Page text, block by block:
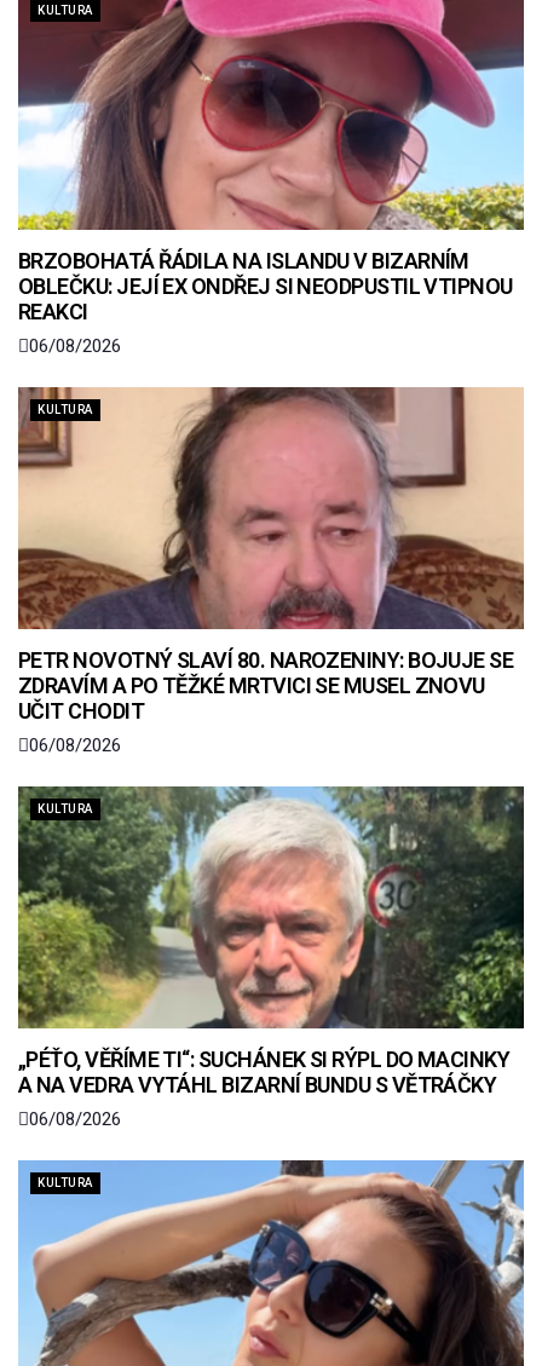
KULTURA
BRZOBOHATÁ ŘÁDILA NA ISLANDU V BIZARNÍM
OBLEČKU: JEJÍ EX ONDŘEJ SI NEODPUSTIL VTIPNOU
REAKCI
06/08/2026
KULTURA
PETR NOVOTNÝ SLAVÍ 80. NAROZENINY: BOJUJE SE
ZDRAVÍM A PO TĚŽKÉ MRTVICI SE MUSEL ZNOVU
UČIT CHODIT
06/08/2026
KULTURA
„PÉŤO, VĚŘÍME TI“: SUCHÁNEK SI RÝPL DO MACINKY
A NA VEDRA VYTÁHL BIZARNÍ BUNDU S VĚTRÁČKY
06/08/2026
KULTURA